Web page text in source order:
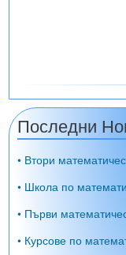
Последни
• Втори
• Школа по
• Първи
• Курсове по